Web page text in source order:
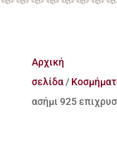
Αρχική
σελίδα/
ασήμι 925